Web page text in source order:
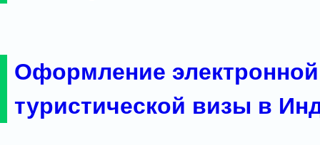
Оформление электронной
туристической визы в